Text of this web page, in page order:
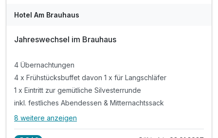
Hotel Am Brauhaus
Jahreswechsel im Brauhaus
4 Übernachtungen
4 x Frühstücksbuffet davon 1 x für Langschläfer
1 x Eintritt zur gemütliche Silvesterrunde
inkl. festliches Abendessen & Mitternachtssack
Alle Inklusivleistungen
8 weitere anzeigen